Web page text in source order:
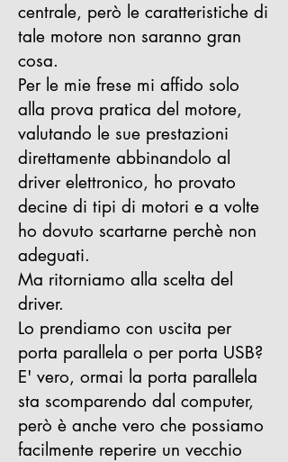
centrale, però le caratteristiche di
tale motore non saranno gran
cosa.
Per le mie frese mi affido solo
alla prova pratica del motore,
valutando le sue prestazioni
direttamente abbinandolo al
driver elettronico, ho provato
decine di tipi di motori e a volte
ho dovuto scartarne perchè non
adeguati.
Ma ritorniamo alla scelta del
driver.
Lo prendiamo con uscita per
porta parallela o per porta USB?
E' vero, ormai la porta parallela
sta scomparendo dal computer,
però è anche vero che possiamo
facilmente reperire un vecchio